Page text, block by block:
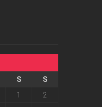
S
S
1
2